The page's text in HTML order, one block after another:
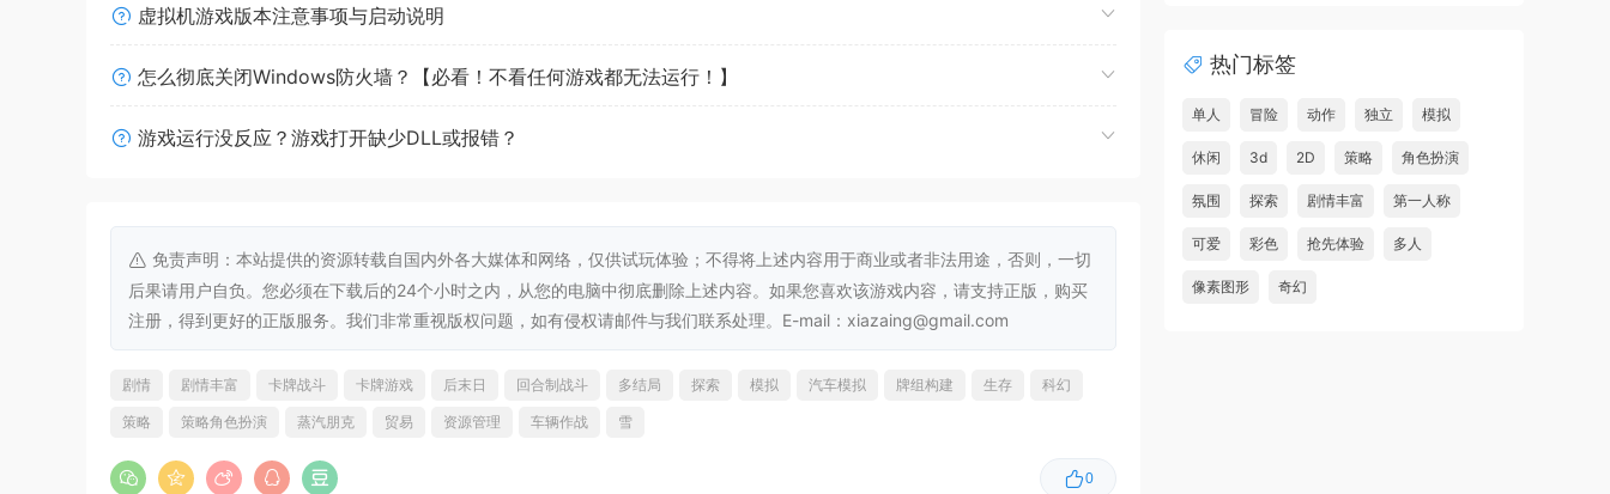
雪地之上，你将持续遭受越来越酷烈的严寒，面临饥饿、压力、车辆受损等问题，解决好这些问题才能让你走得更远。
燃料、食物、日用品、弹药、工具……货物不仅仅是交易品，更是生存物资，管理好你的资源。
虚拟机游戏版本注意事项与启动说明
怎么彻底关闭Windows防火墙？【必看！不看任何游戏都无法运行！】
游戏运行没反应？游戏打开缺少DLL或报错？
免责声明：本站提供的资源转载自国内外各大媒体和网络，仅供试玩体验；不得将上述内容用于商业或者非法用途，否则，一切
后果请用户自负。您必须在下载后的24个小时之内，从您的电脑中彻底删除上述内容。如果您喜欢该游戏内容，请支持正版，购买
注册，得到更好的正版服务。我们非常重视版权问题，如有侵权请邮件与我们联系处理。E-mail：xiazaing@gmail.com
0
剧情 剧情丰富 卡牌战斗 卡牌游戏 后末日 回合制战斗 多结局 探索 模拟 汽车模拟 牌组构建 生存 科幻
策略 策略角色扮演 蒸汽朋克 贸易 资源管理 车辆作战 雪
虾仔游戏
首发 故事编织者/Talespinner
虾仔游戏 4小时前
Turret Simulator
首发 巨型金岩/Big Golden Rock
热门标签
单人 冒险 动作 独立 模拟
休闲 3d 2D 策略 角色扮演
氛围 探索 剧情丰富 第一人称
可爱 彩色 抢先体验 多人
像素图形 奇幻